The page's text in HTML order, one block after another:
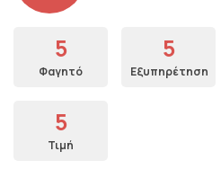
5
Φαγητό
5
Εξυπηρέτηση
5
Τιμή